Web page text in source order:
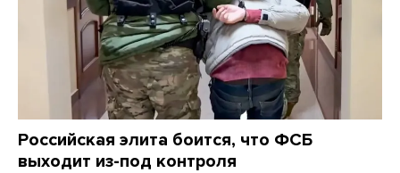
Российская элита боится, что ФСБ
выходит из-под контроля